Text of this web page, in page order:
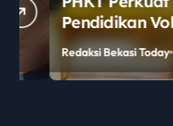
Pendidikan
Program Guru
2 Penajam Paser
Redaksi Bekasi Today Jul